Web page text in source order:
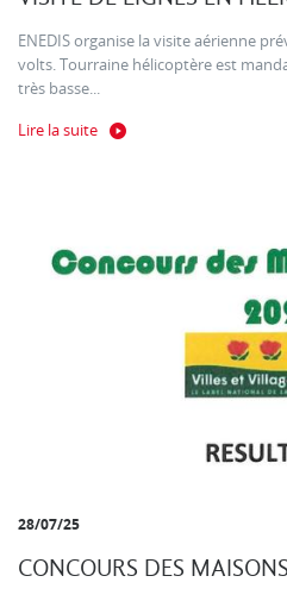
ENEDIS organise la visite aérienne
volts. Tourraine hélicoptère est
très basse...
Lire la suite
28/07/25
CONCOURS DES